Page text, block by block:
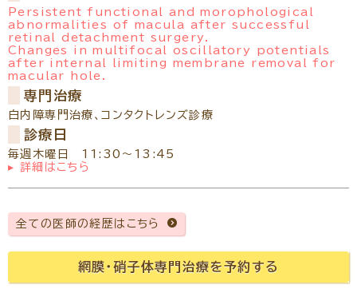
Persistent functional and morophological
abnormalities of macula after successful
retinal detachment surgery.
Changes in multifocal oscillatory potentials
after internal limiting membrane removal for
macular hole.
専門治療
白内障専門治療 コンタクトレンズ診療
診療日
毎週木曜日 11:30～13:45
▸ 詳細はこちら
全ての医師の経歴はこちら
網膜・硝子体専門治療を予約する